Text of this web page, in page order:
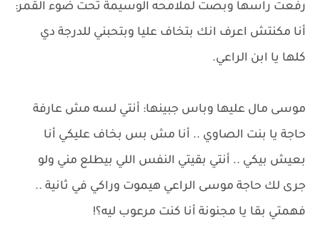
رفعت راسها وبصت لملامحه الوسيمة تحت ضوء القمر:
أنا مكنتش اعرف انك بتخاف عليا وبتحبني للدرجة دي
كلها يا ابن الراعي.
موسى مال عليها وباس جبينها: أنتي لسه مش عارفة
حاجة يا بنت الصاوي .. أنا مش بس بخاف عليكي أنا
بعيش بيكي .. أنتي بقيتي النفس اللي بيطلع مني ولو
جرى لك حاجة موسى الراعي هيموت وراكي في ثانية ..
فهمتي بقا يا مجنونة أنا كنت مرعوب ليه؟!